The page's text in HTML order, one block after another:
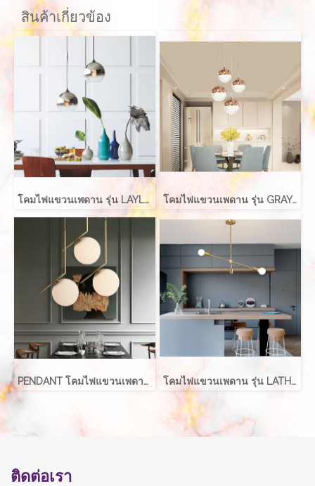
สินค้าเกี่ยวข้อง
โคมไฟแขวนเพดาน รุ่น LAYLA EVE-00416 สำหรับใส่หลอด E27 จำนวน 1 ดวง โคมไฟแขวนเพดาน รุ่น GRAYCE EVE-00417 LED 5W
PENDANT โคมไฟแขวนเพดาน รุ่น ABALL สำหรับใส่หลอด E27 จำนวน 1 ดวง โคมไฟแขวนเพดาน รุ่น LATHER EVE-00411 สำหรับใส่หลอด E27 จำนวน 2 ดวง
ติดต่อเรา